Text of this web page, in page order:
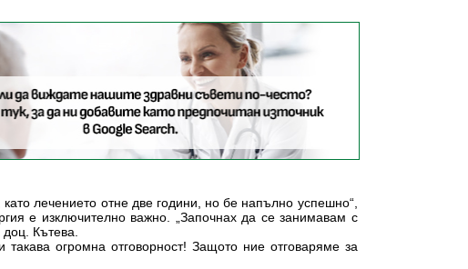
лечението отне две години, но бе напълно успешно“,
е изключително важно. „Започнах да се занимавам с
Кътева.
огромна отговорност! Защото ние отговаряме за